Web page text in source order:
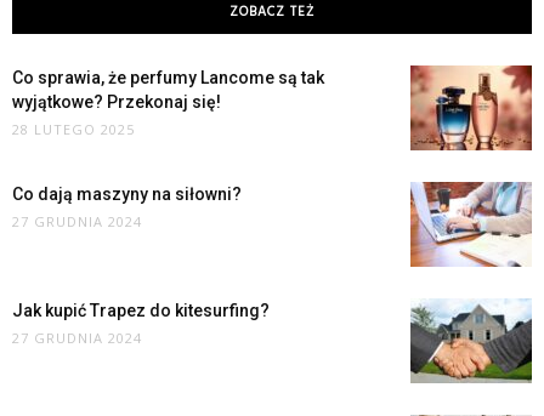
ZOBACZ TEŻ
Co sprawia, że perfumy Lancome są tak
wyjątkowe? Przekonaj się!
28 LUTEGO 2025
Co dają maszyny na siłowni?
27 GRUDNIA 2024
Jak kupić Trapez do kitesurfing?
27 GRUDNIA 2024